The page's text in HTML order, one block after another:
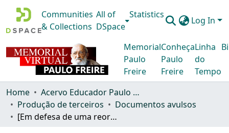
Communities
& Collections
All of
DSpace
Statistics
Log In
Memorial
Paulo
Freire
Conheça
Paulo
Freire
Linha
do
Tempo
Home
Acervo Educador Paulo Freire
Produção de terceiros
Documentos avulsos
[Em defesa de uma reorganização da] Secretaria Municipal de Educação